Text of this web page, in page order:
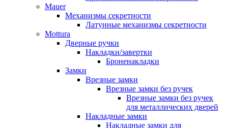
Mauer
Механизмы секретности
Латунные механизмы секретности
Mottura
Дверные ручки
Накладки/завертки
Броненакладки
Замки
Врезные замки
Врезные замки без ручек
Врезные замки без ручек
для металлических дверей
Накладные замки
Накладные замки для